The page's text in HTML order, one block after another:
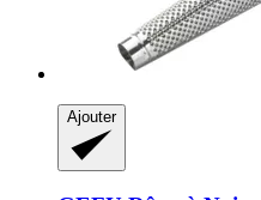
Ajouter